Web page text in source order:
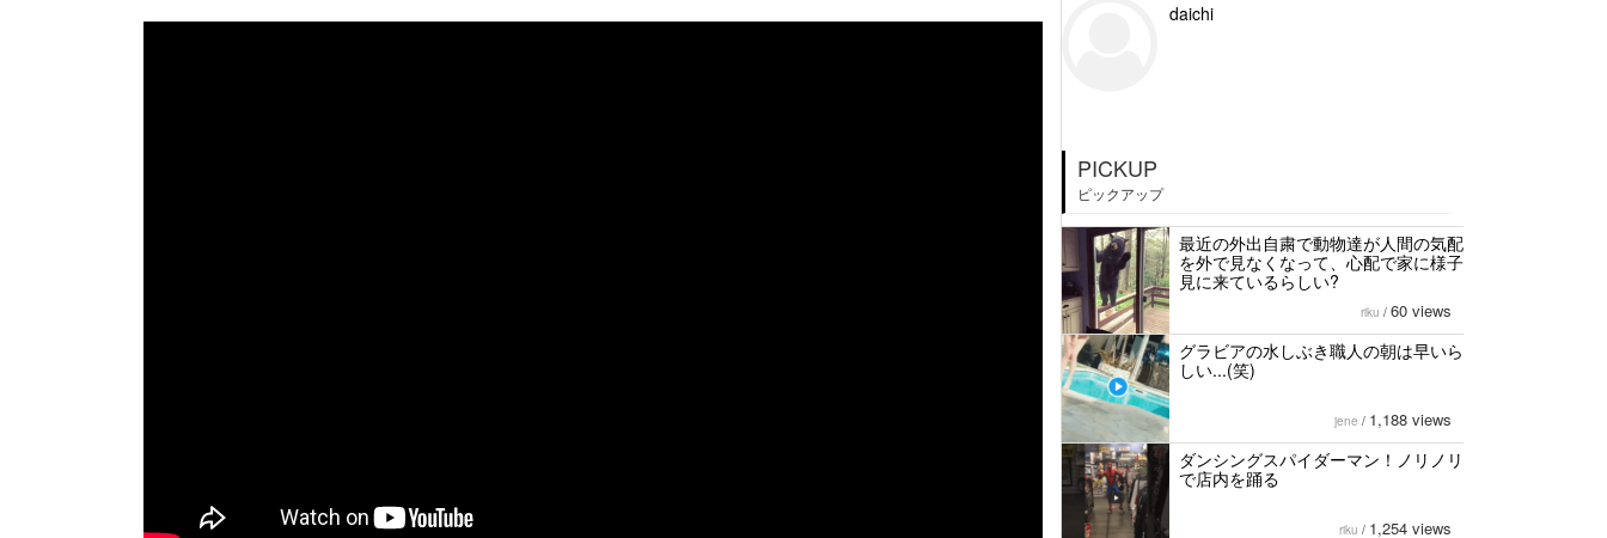
daichi
PICKUP
ピックアップ
最近の外出自粛で動物達が人間の気配
を外で見なくなって、心配で家に様子
見に来ているらしい?
riku / 60 views
グラビアの水しぶき職人の朝は早いら
しい...(笑)
jene / 1,188 views
ダンシングスパイダーマン！ノリノリ
で店内を踊る
riku / 1,254 views